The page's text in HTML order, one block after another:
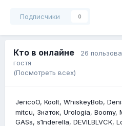
Подписчики 0
Кто в онлайне 26
гостя
(Посмотреть всех)
JericoO Koolt WhiskeyBob
mitcu
Знаток Urologia Boomy
GASs s1nderella DEVILBLVCK